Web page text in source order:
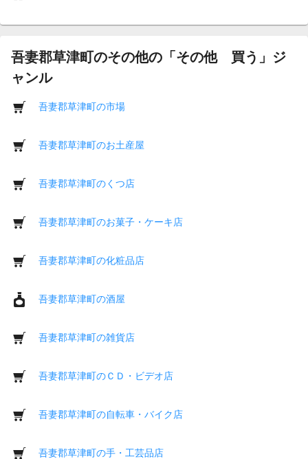
吾妻郡草津町のその他の「その他 買う」ジ
ャンル
吾妻郡草津町の市場
吾妻郡草津町のお土産屋
吾妻郡草津町のくつ店
吾妻郡草津町のお菓子・ケーキ店
吾妻郡草津町の化粧品店
吾妻郡草津町の酒屋
吾妻郡草津町の雑貨店
吾妻郡草津町のＣＤ・ビデオ店
吾妻郡草津町の自転車・バイク店
吾妻郡草津町の手・工芸品店